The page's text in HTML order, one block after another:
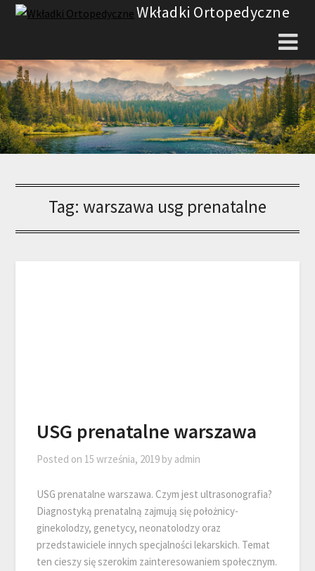
Skip
Wkładki Ortopedyczne
Tag: warszawa usg prenatalne
USG prenatalne warszawa
Posted on 15 września, 2019 by admin
USG prenatalne warszawa. Czym jest ultrasonografia?
Diagnostyką prenatalną zajmują się położnicy-
ginekolodzy, genetycy, neonatolodzy oraz
przedstawiciele innych specjalności lekarskich. Temat
ten cieszy się szerokim zainteresowaniem społecznym.